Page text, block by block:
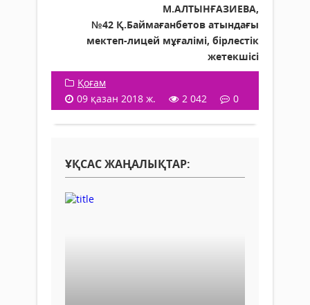
М.АЛТЫНҒАЗИЕВА,
№42 Қ.Баймағанбетов атындағы
мектеп-лицей мұғалімі, бірлестік
жетекшісі
Қоғам
09 қазан 2018 ж.
2 042 0
ҰҚСАС ЖАҢАЛЫҚТАР: